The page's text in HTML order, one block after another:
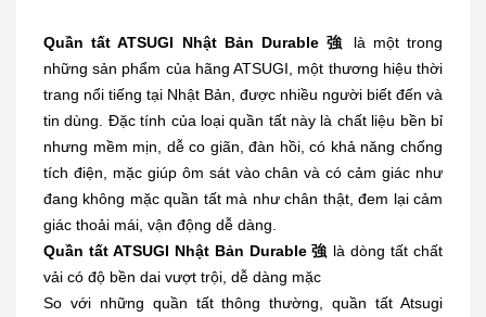
Quần tất ATSUGI Nhật Bản Durable 強
là một trong
những sản phẩm của hãng ATSUGI, một thương hiệu thời
trang nổi tiếng tại Nhật Bản, được nhiều người biết đến và
tin dùng. Đặc tính của loại quần tất này là chất liệu bền bỉ
nhưng mềm mịn, dễ co giãn, đàn hồi, có khả năng chống
tích điện, mặc giúp ôm sát vào chân và có cảm giác như
đang không mặc quần tất mà như chân thật, đem lại cảm
giác thoải mái, vận động dễ dàng.
Quần tất ATSUGI Nhật Bản Durable 強 là dòng tất chất
vải có độ bền dai vượt trội, dễ dàng mặc
So với những quần tất thông thường, quần tất Atsugi